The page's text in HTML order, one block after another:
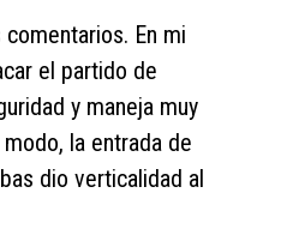
En mi
el partido de
y maneja muy
la entrada de
dio verticalidad al